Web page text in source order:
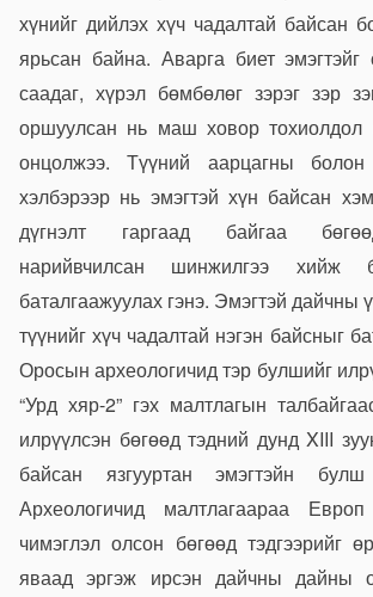
хүнийг дийлэх хүч чадалтай байсан
ярьсан байна. Аварга биет
саадаг, хүрэл бөмбөлөг зэрэг зэр
оршуулсан нь маш ховор тохиолдол
онцолжээ. Түүний аарцагны
хэлбэрээр нь эмэгтэй хүн байсан
дүгнэлт гаргаад байгаа
нарийвчилсан шинжилгээ хийж
баталгаажуулах гэнэ. Эмэгтэй дайчны
түүнийг хүч чадалтай нэгэн байсныг
Оросын археологичид тэр булшийг
“Урд хяр-2” гэх малтлагын
илрүүлсэн бөгөөд тэдний дунд XIII
байсан язгууртан эмэгтэйн
Археологичид малтлагаараа
чимэглэл олсон бөгөөд тэдгээрийг
яваад эргэж ирсэн дайчны дайны